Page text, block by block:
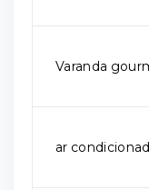
Varanda
ar